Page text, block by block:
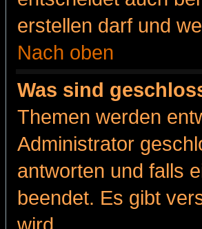
erstellen darf und
Nach oben
Was sind
Themen werden
Administrator
antworten und falls
beendet. Es gibt